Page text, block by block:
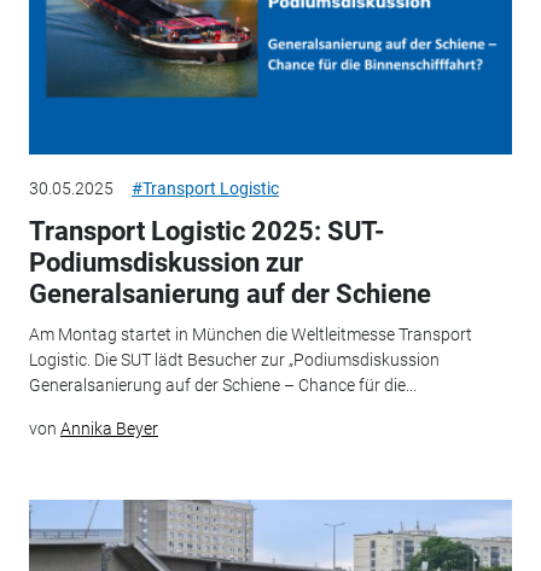
30.05.2025 #Transport Logistic
Transport Logistic 2025: SUT-
Podiumsdiskussion zur
Generalsanierung auf der Schiene
Am Montag startet in München die Weltleitmesse Transport
Logistic. Die SUT lädt Besucher zur „Podiumsdiskussion
Generalsanierung auf der Schiene – Chance für die...
von Annika Beyer